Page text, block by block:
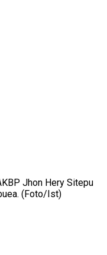
Jhon Hery Sitepu
(Foto/Ist)